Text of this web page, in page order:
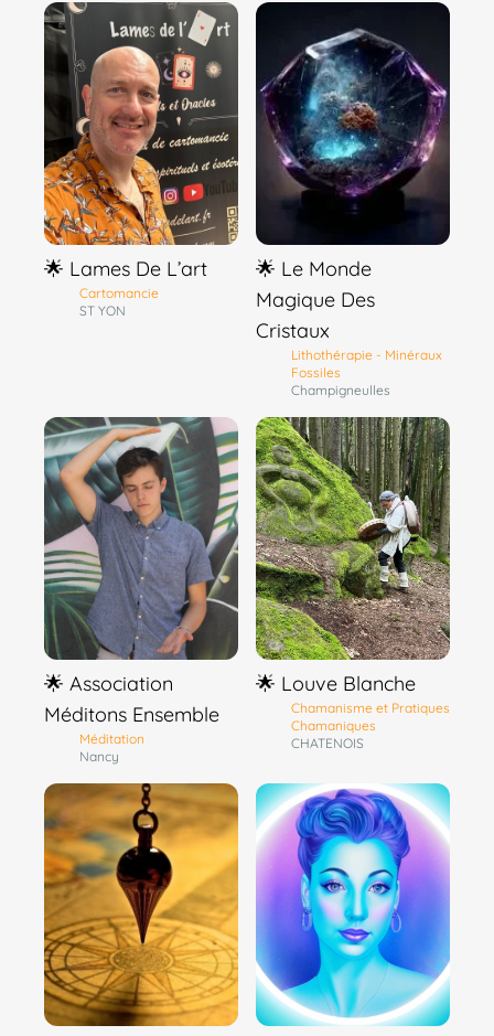
🌟 Lames De L’art
Cartomancie
ST YON
🌟 Le Monde
Magique Des
Cristaux
Lithothérapie - Minéraux
Fossiles
Champigneulles
🌟 Association
Méditons Ensemble
Méditation
Nancy
🌟 Louve Blanche
Chamanisme et Pratiques
Chamaniques
CHATENOIS